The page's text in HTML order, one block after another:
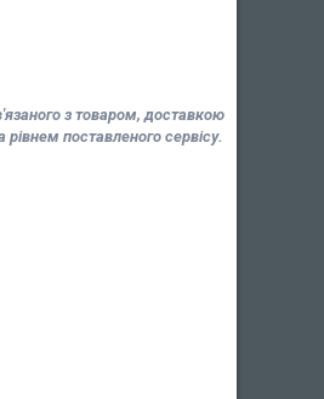
з товаром, доставкою
поставленого сервісу.